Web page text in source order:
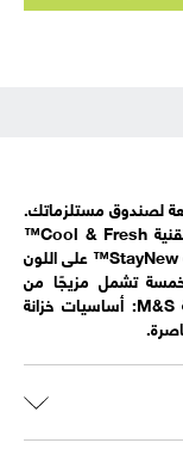
لصندوق مستلزماتك.
مصممة بقصة عادية مع قماش مطاطي للراحة. تقنية Cool & Fresh™
تحافظ على جفافك طوال اليوم، بينما تحافظ تقنية StayNew™ على اللون
تشمل مزيجًا من
التصاميم المخططة وتصاميم السلاحف. مجموعة M&S: أساسيات خزانة